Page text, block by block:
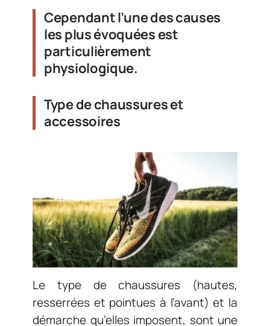
Cependant l’une des causes
les plus évoquées est
particulièrement
physiologique.
Type de chaussures et
accessoires
Le type de chaussures (hautes,
resserrées et pointues à l’avant) et la
démarche qu’elles imposent, sont une